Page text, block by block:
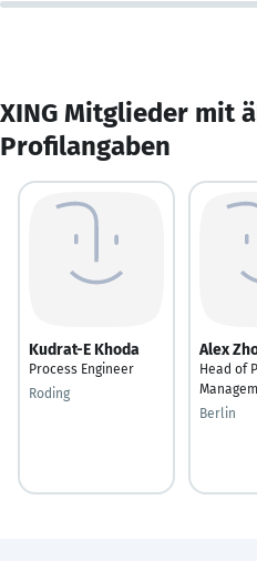
XING Mitglieder mit
Profilangaben
Kudrat-E Khoda
Process Engineer
Roding
Alex
Head of
Berlin